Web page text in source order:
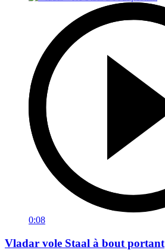
0:08
Vladar vole Staal à bout portant